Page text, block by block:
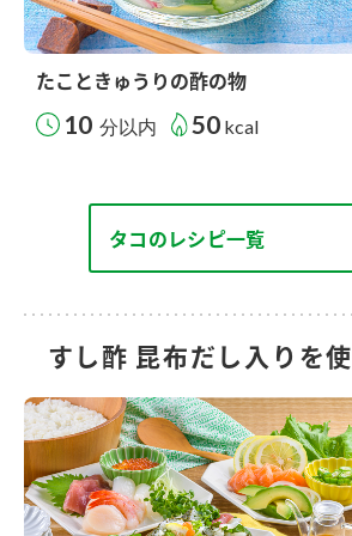
たこときゅうりの酢の物
10 分以内 50 kcal
タコのレシピ一覧
すし酢 昆布だし入りを